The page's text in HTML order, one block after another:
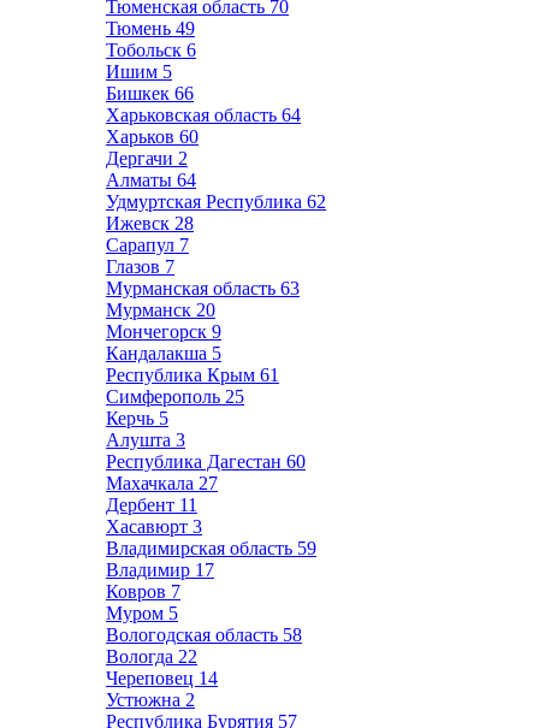
Тюменская область 70
Тюмень 49
Тобольск 6
Ишим 5
Бишкек 66
Харьковская область 64
Харьков 60
Дергачи 2
Алматы 64
Удмуртская Республика 62
Ижевск 28
Сарапул 7
Глазов 7
Мурманская область 63
Мурманск 20
Мончегорск 9
Кандалакша 5
Республика Крым 61
Симферополь 25
Керчь 5
Алушта 3
Республика Дагестан 60
Махачкала 27
Дербент 11
Хасавюрт 3
Владимирская область 59
Владимир 17
Ковров 7
Муром 5
Вологодская область 58
Вологда 22
Череповец 14
Устюжна 2
Республика Бурятия 57